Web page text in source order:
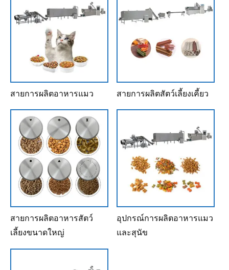
สายการผลิตอาหารแมว สายการผลิตสัตว์เลี้ยงเคี้ยว
สายการผลิตอาหารสัตว์
เลี้ยงขนาดใหญ่
อุปกรณ์การผลิตอาหารแมว
และสุนัข